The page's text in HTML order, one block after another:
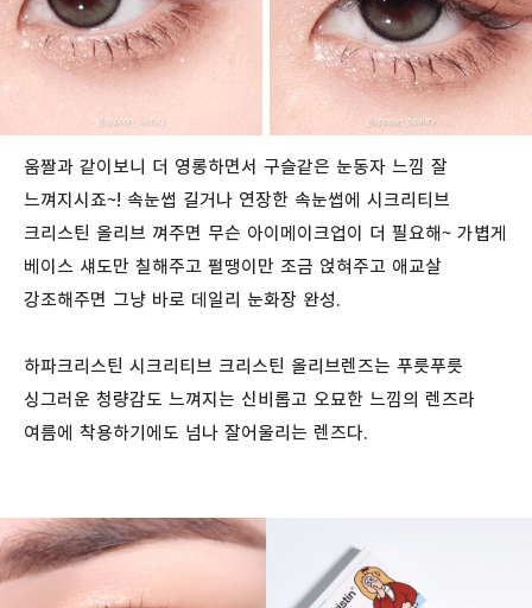
움짤과 같이보니 더 영롱하면서 구슬같은 눈동자 느낌 잘
느껴지시죠~! 속눈썹 길거나 연장한 속눈썹에 시크리티브
크리스틴 올리브 껴주면 무슨 아이메이크업이 더 필요해~ 가볍게
베이스 섀도만 칠해주고 펄땡이만 조금 얹혀주고 애교살
강조해주면 그냥 바로 데일리 눈화장 완성.
하파크리스틴 시크리티브 크리스틴 올리브렌즈는 푸릇푸릇
싱그러운 청량감도 느껴지는 신비롭고 오묘한 느낌의 렌즈라
여름에 착용하기에도 넘나 잘어울리는 렌즈다.